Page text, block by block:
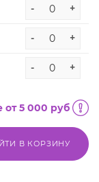
- +
- +
- +
от 5 000 руб
В КОРЗИНУ